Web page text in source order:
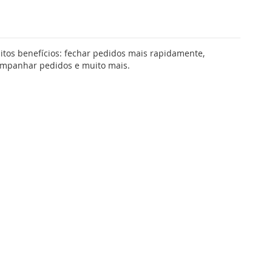
benefícios: fechar pedidos mais rapidamente,
pedidos e muito mais.